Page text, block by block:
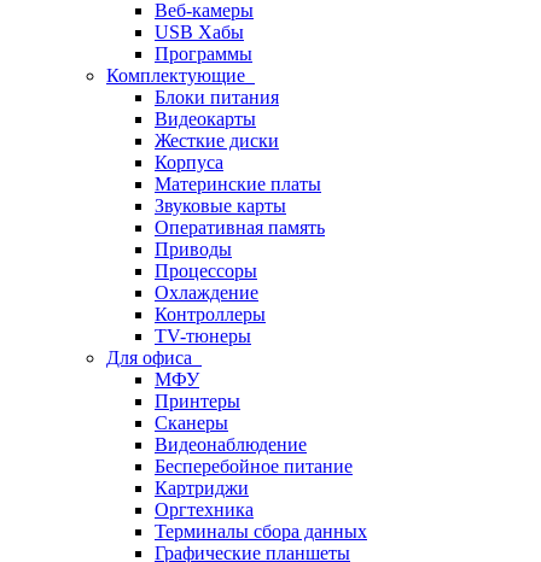
Веб-камеры
USB Хабы
Программы
Комплектующие
Блоки питания
Видеокарты
Жесткие диски
Корпуса
Материнские платы
Звуковые карты
Оперативная память
Приводы
Процессоры
Охлаждение
Контроллеры
TV-тюнеры
Для офиса
МФУ
Принтеры
Сканеры
Видеонаблюдение
Бесперебойное питание
Картриджи
Оргтехника
Терминалы сбора данных
Графические планшеты